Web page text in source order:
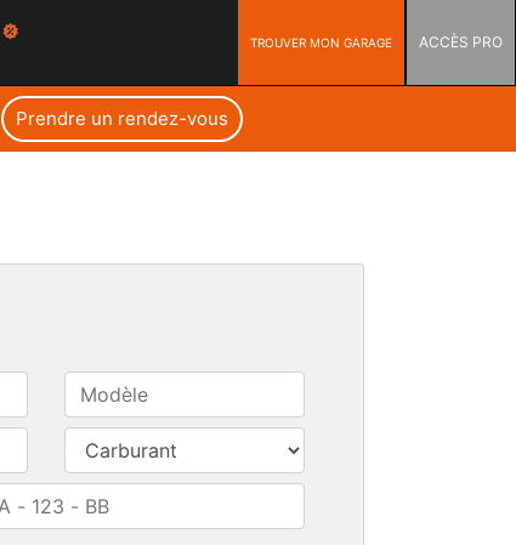
TROUVER MON GARAGE ACCÈS PRO
Prendre un rendez-vous